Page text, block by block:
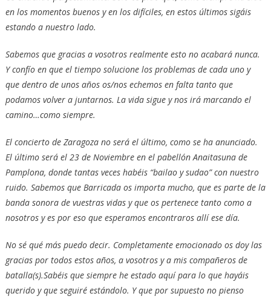
en los momentos buenos y en los difíciles, en estos últimos sigáis
estando a nuestro lado.
Sabemos que gracias a vosotros realmente esto no acabará nunca.
Y confío en que el tiempo solucione los problemas de cada uno y
que dentro de unos años os/nos echemos en falta tanto que
podamos volver a juntarnos. La vida sigue y nos irá marcando el
camino…como siempre.
El concierto de Zaragoza no será el último, como se ha anunciado.
El último será el 23 de Noviembre en el pabellón Anaitasuna de
Pamplona, donde tantas veces habéis “bailao y sudao” con nuestro
ruido. Sabemos que Barricada os importa mucho, que es parte de la
banda sonora de vuestras vidas y que os pertenece tanto como a
nosotros y es por eso que esperamos encontraros allí ese día.
No sé qué más puedo decir. Completamente emocionado os doy las
gracias por todos estos años, a vosotros y a mis compañeros de
batalla(s).Sabéis que siempre he estado aquí para lo que hayáis
querido y que seguiré estándolo. Y que por supuesto no pienso